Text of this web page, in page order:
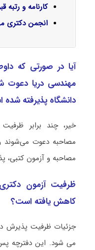
کارنامه و رتبه
انجمن دکتری
آیا در صورتی که
مهندسی دریا دعوت
دانشگاه پذیرفته
خیر، چند برابر
مصاحبه دعوت می‌شوند
مصاحبه و آزمون کتبی،
کاهش یافته است؟
جزئیات ظرفیت پذیرش
می شود. این دفترچه پس